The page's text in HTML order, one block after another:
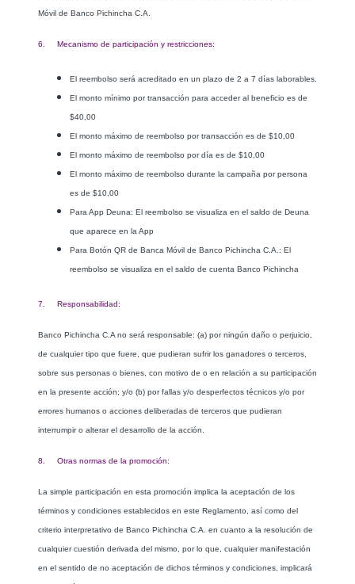
Móvil de Banco Pichincha C.A.
6. Mecanismo de participación y restricciones:
El reembolso será acreditado en un plazo de 2 a 7 días laborables.
El monto mínimo por transacción para acceder al beneficio es de
$40,00
El monto máximo de reembolso por transacción es de $10,00
El monto máximo de reembolso por día es de $10,00
El monto máximo de reembolso durante la campaña por persona
es de $10,00
Para App Deuna: El reembolso se visualiza en el saldo de Deuna
que aparece en la App
Para Botón QR de Banca Móvil de Banco Pichincha C.A.: El
reembolso se visualiza en el saldo de cuenta Banco Pichincha
7. Responsabilidad:
Banco Pichincha C.A no será responsable: (a) por ningún daño o perjuicio,
de cualquier tipo que fuere, que pudieran sufrir los ganadores o terceros,
sobre sus personas o bienes, con motivo de o en relación a su participación
en la presente acción; y/o (b) por fallas y/o desperfectos técnicos y/o por
errores humanos o acciones deliberadas de terceros que pudieran
interrumpir o alterar el desarrollo de la acción.
8. Otras normas de la promoción:
La simple participación en esta promoción implica la aceptación de los
términos y condiciones establecidos en este Reglamento, así como del
criterio interpretativo de Banco Pichincha C.A. en cuanto a la resolución de
cualquier cuestión derivada del mismo, por lo que, cualquier manifestación
en el sentido de no aceptación de dichos términos y condiciones, implicará